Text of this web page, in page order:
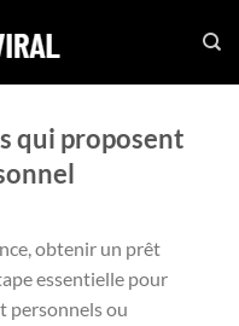
qui proposent
obtenir un prêt
essentielle pour
personnels ou